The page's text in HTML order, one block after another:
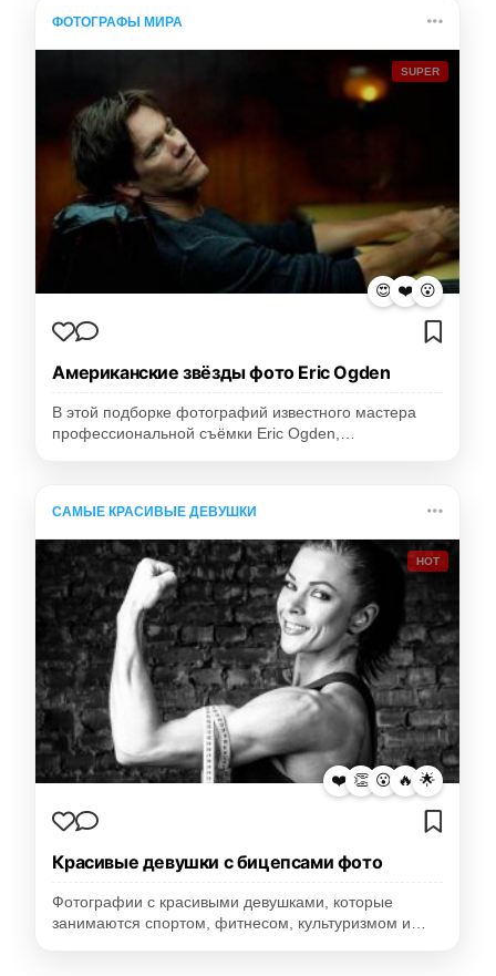
ФОТОГРАФЫ МИРА
SUPER
😍 ❤️ 😮
Американские звёзды фото Eric Ogden
В этой подборке фотографий известного мастера
профессиональной съёмки Eric Ogden,…
САМЫЕ КРАСИВЫЕ ДЕВУШКИ
HOT
❤️ 👏 😮 🔥 🌟
Красивые девушки с бицепсами фото
Фотографии с красивыми девушками, которые
занимаются спортом, фитнесом, культуризмом и…